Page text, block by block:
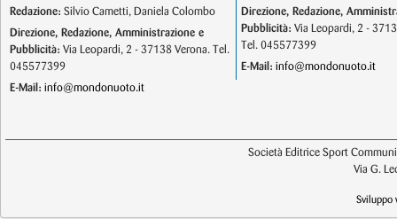
Redazione: Silvio Cametti, Daniela Colombo
Direzione, Redazione, Amministrazione e
Pubblicità: Via Leopardi, 2 - 37138 Verona. Tel.
045577399
E-Mail: info@mondonuoto.it
Direzione, Redazione,
Pubblicità: Via Leopardi, 2 -
Tel. 045577399
E-Mail: info@mondonuoto.it
Società Editrice Sport
Via G.
Sviluppo